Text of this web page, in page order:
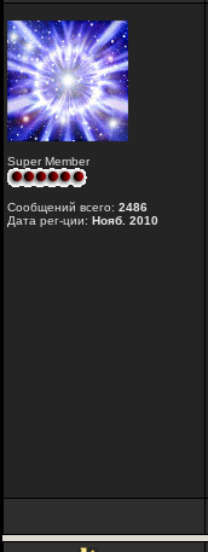
Super Member
Сообщений всего: 2486
Дата рег-ции: Нояб. 2010